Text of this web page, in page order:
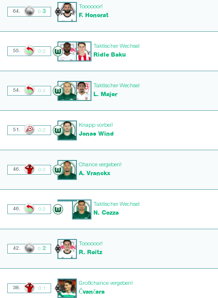
64. 0:3
Toooooor!
F. Honorat
55. 0:2
Taktischer Wechsel
Ridle Baku
54. 0:2
Taktischer Wechsel
L. Majer
51. 0:2
Knapp vorbei!
Jonas Wind
46. 0:2
Chance vergeben!
A. Vranckx
46. 0:2
Taktischer Wechsel
N. Cozza
42. 0:2
Toooooor!
R. Reitz
38. 0:1
Großchance vergeben!
Čvančara